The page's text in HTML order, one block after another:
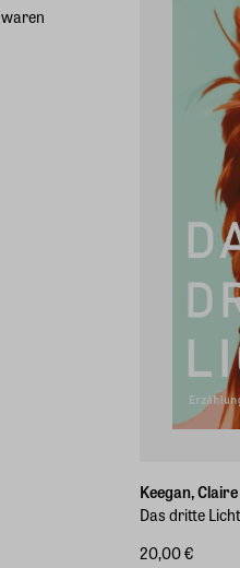
Keegan, Claire
Das dritte Licht
20,00 €